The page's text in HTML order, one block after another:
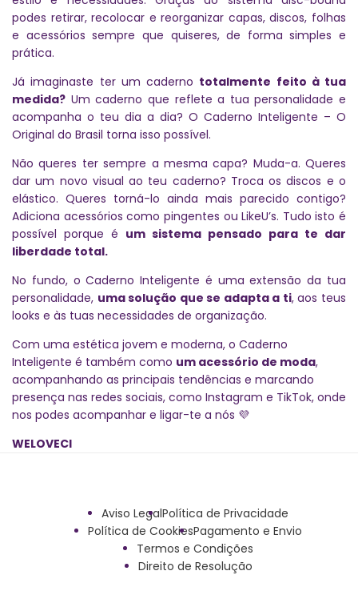
podes retirar, recolocar e reorganizar capas, discos, folhas
e acessórios sempre que quiseres, de forma simples e
prática.
Já imaginaste ter um caderno totalmente feito à tua
medida? Um caderno que reflete a tua personalidade e
acompanha o teu dia a dia? O Caderno Inteligente – O
Original do Brasil torna isso possível.
Não queres ter sempre a mesma capa? Muda-a. Queres
dar um novo visual ao teu caderno? Troca os discos e o
elástico. Queres torná-lo ainda mais parecido contigo?
Adiciona acessórios como pingentes ou LikeU’s. Tudo isto é
possível porque é um sistema pensado para te dar
liberdade total.
No fundo, o Caderno Inteligente é uma extensão da tua
personalidade, uma solução que se adapta a ti, aos teus
looks e às tuas necessidades de organização.
Com uma estética jovem e moderna, o Caderno
Inteligente é também como um acessório de moda,
acompanhando as principais tendências e marcando
presença nas redes sociais, como Instagram e TikTok, onde
nos podes acompanhar e ligar-te a nós 💜
WELOVECI
Aviso LegalPolítica de Privacidade
Política de CookiesPagamento e Envio
Termos e Condições
Direito de Resolução